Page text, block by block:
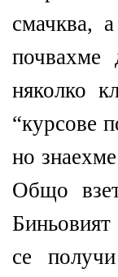
смачква,
почвахме
няколко
“курсове
но
Общо
Биньовият
се